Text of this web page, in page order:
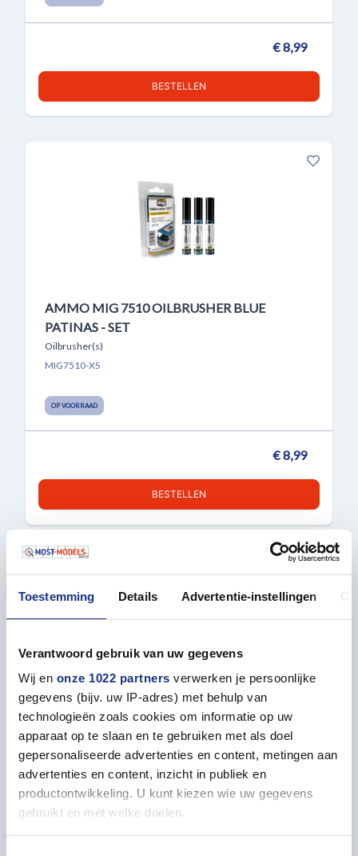
Toestemming Details Advertentie-instellingen
Verantwoord gebruik van uw gegevens
Wij en onze 1022 partners verwerken je persoonlijke
gegevens (bijv. uw IP-adres) met behulp van
technologieën zoals cookies om informatie op uw
apparaat op te slaan en te gebruiken met als doel
gepersonaliseerde advertenties en content, metingen aan
advertenties en content, inzicht in publiek en
productontwikkeling. U kunt kiezen wie uw gegevens
gebruikt en met welke doelen.
€ 8,99
BESTELLEN
AMMO MIG 7510 OILBRUSHER BLUE
PATINAS - SET
Oilbrusher(s)
MIG7510-XS
OP VOORRAAD
€ 8,99
BESTELLEN
AMMO MIG 7509 OILBRUSHER MECHAS
GREEN TONES - SET
Oilbrusher(s)
MIG7509-XS
OP VOORRAAD